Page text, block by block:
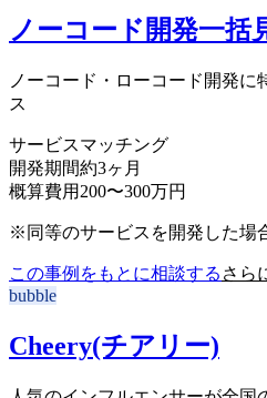
ノーコード開発一括
ノーコード・ローコード開発
ス
サービスマッチング
開発期間約3ヶ月
概算費用 200〜300万円
※同等のサービスを開発した場
この事例をもとに相談する さら
bubble
Cheery(チアリー)